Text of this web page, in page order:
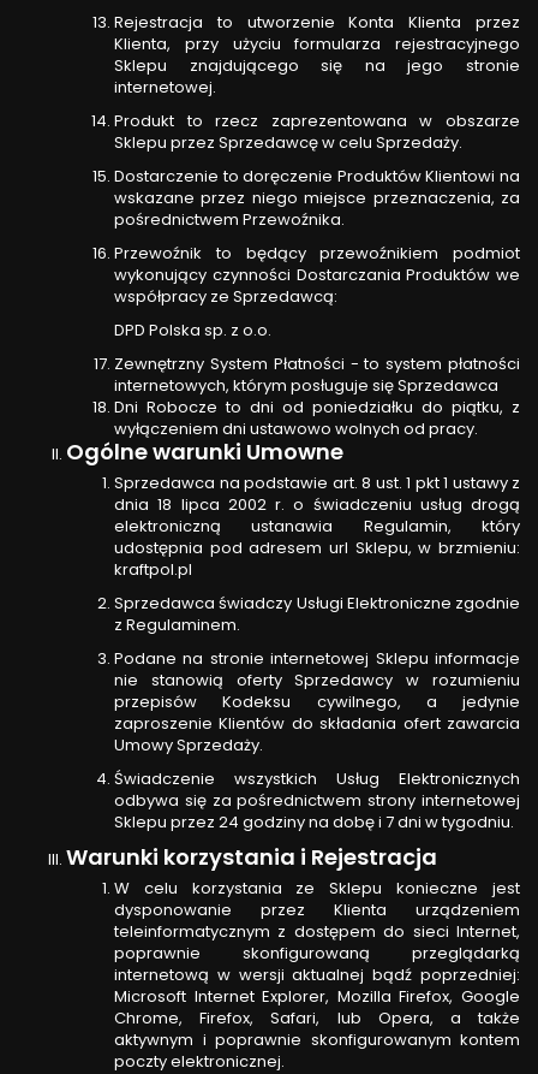
Rejestracja to utworzenie Konta Klienta przez
Klienta, przy użyciu formularza rejestracyjnego
Sklepu znajdującego się na jego stronie
internetowej.
Produkt to rzecz zaprezentowana w obszarze
Sklepu przez Sprzedawcę w celu Sprzedaży.
Dostarczenie to doręczenie Produktów Klientowi na
wskazane przez niego miejsce przeznaczenia, za
pośrednictwem Przewoźnika.
Przewoźnik to będący przewoźnikiem podmiot
wykonujący czynności Dostarczania Produktów we
współpracy ze Sprzedawcą:
DPD Polska sp. z o.o.
Zewnętrzny System Płatności - to system płatności
internetowych, którym posługuje się Sprzedawca
Dni Robocze to dni od poniedziałku do piątku, z
wyłączeniem dni ustawowo wolnych od pracy.
Ogólne warunki Umowne
Sprzedawca na podstawie art. 8 ust. 1 pkt 1 ustawy z
dnia 18 lipca 2002 r. o świadczeniu usług drogą
elektroniczną ustanawia Regulamin, który
udostępnia pod adresem url Sklepu, w brzmieniu:
kraftpol.pl
Sprzedawca świadczy Usługi Elektroniczne zgodnie
z Regulaminem.
Podane na stronie internetowej Sklepu informacje
nie stanowią oferty Sprzedawcy w rozumieniu
przepisów Kodeksu cywilnego, a jedynie
zaproszenie Klientów do składania ofert zawarcia
Umowy Sprzedaży.
Świadczenie wszystkich Usług Elektronicznych
odbywa się za pośrednictwem strony internetowej
Sklepu przez 24 godziny na dobę i 7 dni w tygodniu.
Warunki korzystania i Rejestracja
W celu korzystania ze Sklepu konieczne jest
dysponowanie przez Klienta urządzeniem
teleinformatycznym z dostępem do sieci Internet,
poprawnie skonfigurowaną przeglądarką
internetową w wersji aktualnej bądź poprzedniej:
Microsoft Internet Explorer, Mozilla Firefox, Google
Chrome, Firefox, Safari, lub Opera, a także
aktywnym i poprawnie skonfigurowanym kontem
poczty elektronicznej.